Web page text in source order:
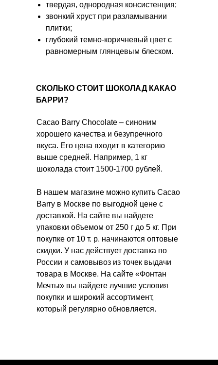
твердая, однородная консистенция;
звонкий хруст при разламывании
плитки;
глубокий темно-коричневый цвет с
равномерным глянцевым блеском.
СКОЛЬКО СТОИТ ШОКОЛАД КАКАО
БАРРИ?
Cacao Barry Chocolate – синоним
хорошего качества и безупречного
вкуса. Его цена входит в категорию
выше средней. Например, 1 кг
шоколада стоит 1500-1700 рублей.
В нашем магазине можно купить Cacao
Barry в Москве по выгодной цене с
доставкой. На сайте вы найдете
упаковки объемом от 250 г до 5 кг. При
покупке от 10 т. р. начинаются оптовые
скидки. У нас действует доставка по
России и самовывоз из точек выдачи
товара в Москве. На сайте «Фонтан
Мечты» вы найдете лучшие условия
покупки и широкий ассортимент,
который регулярно обновляется.